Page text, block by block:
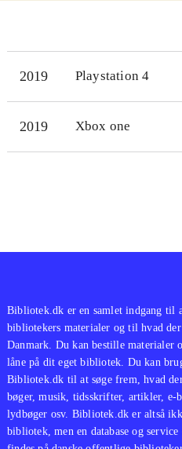
Spillet er primært
spiller. Der er ikke
missioner.
univers. Dette
2019 Playstation 4
2019 Xbox one
Bibliotek.dk er en samlet indgang til
bibliotekers materialer og til hvad
Danmark. Du kan bestille materialer
låne på dit eget bibliotek. Du kan
Bibliotek.dk til at søge frem, hvad
bøger, musik, tidsskrifter, artikler, e-
lydbøger osv. Bibliotek.dk er altså
bibliotek, men en database og